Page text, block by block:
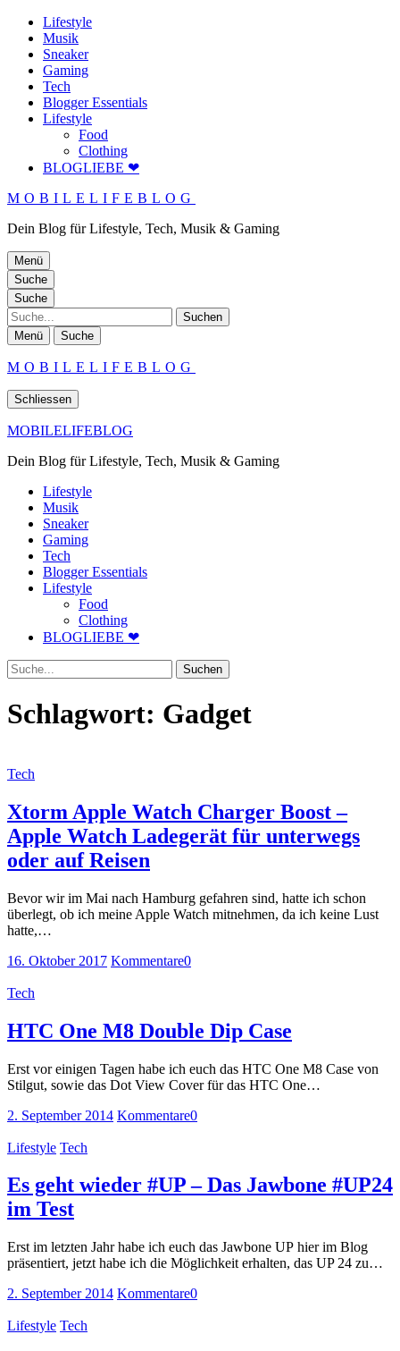
Lifestyle
Musik
Sneaker
Gaming
Tech
Blogger Essentials
Lifestyle
Food
Clothing
BLOGLIEBE ❤
MOBILELIFEBLOG
Dein Blog für Lifestyle, Tech, Musik & Gaming
Menü
Suche
Suche
Suche
Menü Suche
MOBILELIFEBLOG
Schliessen
MOBILELIFEBLOG
Dein Blog für Lifestyle, Tech, Musik & Gaming
Lifestyle
Musik
Sneaker
Gaming
Tech
Blogger Essentials
Lifestyle
Food
Clothing
BLOGLIEBE ❤
Suche
Schlagwort: Gadget
Tech
Xtorm Apple Watch Charger Boost –
Apple Watch Ladegerät für unterwegs
oder auf Reisen
Bevor wir im Mai nach Hamburg gefahren sind, hatte ich schon
überlegt, ob ich meine Apple Watch mitnehmen, da ich keine Lust
hatte,…
16. Oktober 2017 Kommentare0
Tech
HTC One M8 Double Dip Case
Erst vor einigen Tagen habe ich euch das HTC One M8 Case von
Stilgut, sowie das Dot View Cover für das HTC One…
2. September 2014 Kommentare0
Lifestyle Tech
Es geht wieder #UP – Das Jawbone #UP24
im Test
Erst im letzten Jahr habe ich euch das Jawbone UP hier im Blog
präsentiert, jetzt habe ich die Möglichkeit erhalten, das UP 24 zu…
2. September 2014 Kommentare0
Lifestyle Tech